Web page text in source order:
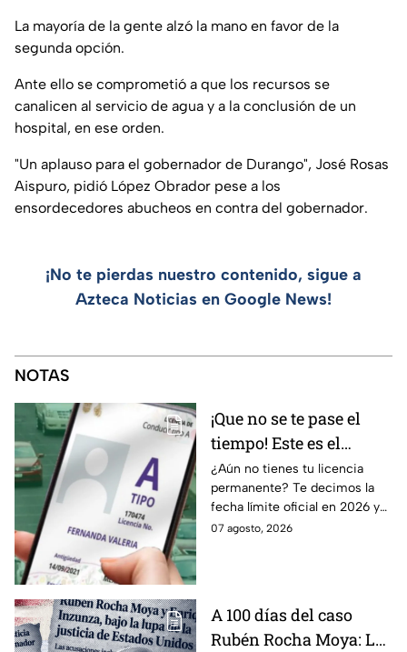
La mayoría de la gente alzó la mano en favor de la
segunda opción.
Ante ello se comprometió a que los recursos se
canalicen al servicio de agua y a la conclusión de un
hospital, en ese orden.
"Un aplauso para el gobernador de Durango", José Rosas
Aispuro, pidió López Obrador pese a los
ensordecedores abucheos en contra del gobernador.
¡No te pierdas nuestro contenido, sigue a
Azteca Noticias en Google News!
NOTAS
¡Que no se te pase el
tiempo! Este es el
último día para
tramitar la licencia
permanente en CDMX y
Edomex
¿Aún no tienes tu licencia
permanente? Te decimos la
fecha límite oficial en 2026 y
los requisitos para tramitarla
07 agosto, 2026
A 100 días del caso
Rubén Rocha Moya: La